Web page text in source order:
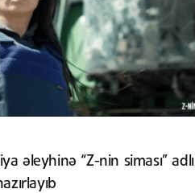
əleyhinə “Z-nin siması” adlı